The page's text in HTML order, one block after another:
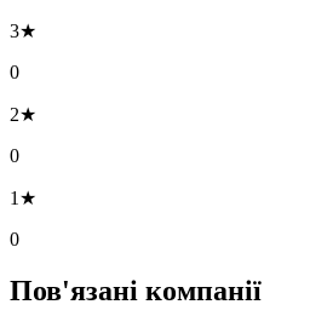
3★
0
2★
0
1★
0
Пов'язані компанії